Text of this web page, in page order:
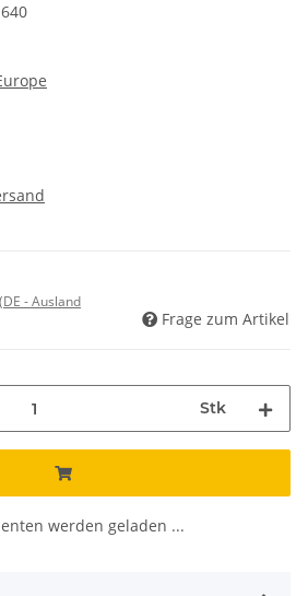
(DE - Ausland
Frage zum Artikel
Stk
werden geladen ...